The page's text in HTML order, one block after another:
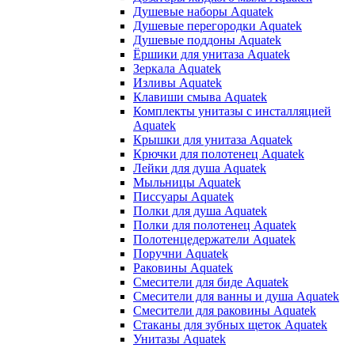
Душевые наборы Aquatek
Душевые перегородки Aquatek
Душевые поддоны Aquatek
Ёршики для унитаза Aquatek
Зеркала Aquatek
Изливы Aquatek
Клавиши смыва Aquatek
Комплекты унитазы с инсталляцией
Aquatek
Крышки для унитаза Aquatek
Крючки для полотенец Aquatek
Лейки для душа Aquatek
Мыльницы Aquatek
Писсуары Aquatek
Полки для душа Aquatek
Полки для полотенец Aquatek
Полотенцедержатели Aquatek
Поручни Aquatek
Раковины Aquatek
Смесители для биде Aquatek
Смесители для ванны и душа Aquatek
Смесители для раковины Aquatek
Стаканы для зубных щеток Aquatek
Унитазы Aquatek